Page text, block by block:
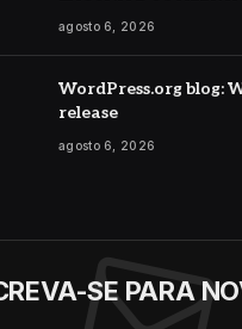
agosto 6, 2026
WordPress.org blog:
release
agosto 6, 2026
SE PARA